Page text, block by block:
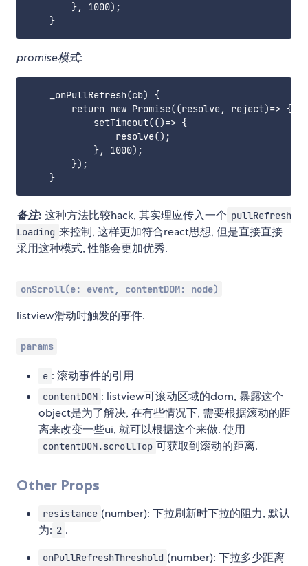
        }, 1000);
promise模式:
    _onPullRefresh(cb) {
        return new Promise((resolve, reject)=> {
            setTimeout(()=> {
                resolve();
            }, 1000);
        });
备注: 这种方法比较hack, 其实理应传入一个 pullRefresh
Loading 来控制, 这样更加符合react思想, 但是直接直接
采用这种模式, 性能会更加优秀.
onScroll(e: event, contentDOM: node)
listview滑动时触发的事件.
params
e : 滚动事件的引用
contentDOM : listview可滚动区域的dom, 暴露这个
object是为了解决, 在有些情况下, 需要根据滚动的距
离来改变一些ui, 就可以根据这个来做. 使用
contentDOM.scrollTop 可获取到滚动的距离.
Other Props
resistance (number): 下拉刷新时下拉的阻力, 默认
为: 2 .
onPullRefreshThreshold (number): 下拉多少距离